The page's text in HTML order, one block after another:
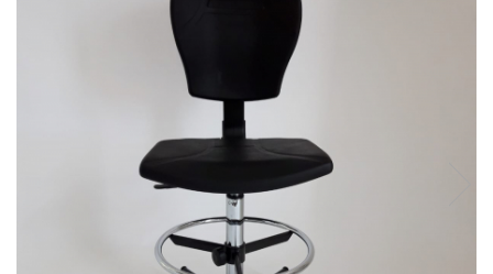
Uscatoare de sticlarie
Dulapuri de laborator/Corpuri de
Dulapuri de reactivi
Dulapuri under-bench mobile
Mobilier pentru autolaborator